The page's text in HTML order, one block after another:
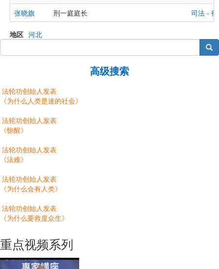
张晓旗
刑一庭庭长 司法 -
地区 河北
搜索
高级搜索
法轮功创始人发表
《为什么人类是迷的社会》
法轮功创始人发表
《惊醒》
法轮功创始人发表
《法难》
法轮功创始人发表
《为什么会有人类》
法轮功创始人发表
《为什么要救度众生》
重点视频系列